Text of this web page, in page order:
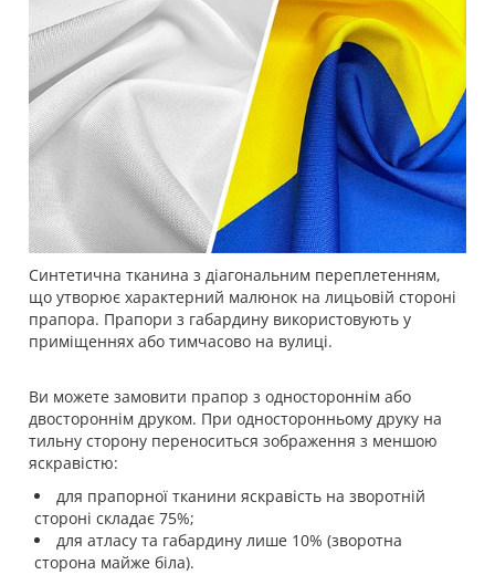
Синтетична тканина з діагональним переплетенням,
що утворює характерний малюнок на лицьовій стороні
прапора. Прапори з габардину використовують у
приміщеннях або тимчасово на вулиці.
Ви можете замовити прапор з одностороннім або
двостороннім друком. При односторонньому друку на
тильну сторону переноситься зображення з меншою
яскравістю:
для прапорної тканини яскравість на зворотній
стороні складає 75%;
для атласу та габардину лише 10% (зворотна
сторона майже біла).